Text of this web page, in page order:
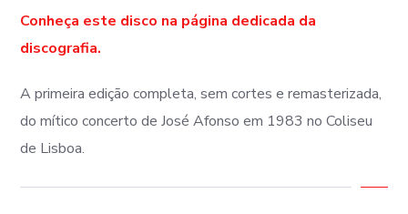
Conheça este disco na página dedicada da
discografia.
A primeira edição completa, sem cortes e remasterizada,
do mítico concerto de José Afonso em 1983 no Coliseu
de Lisboa.